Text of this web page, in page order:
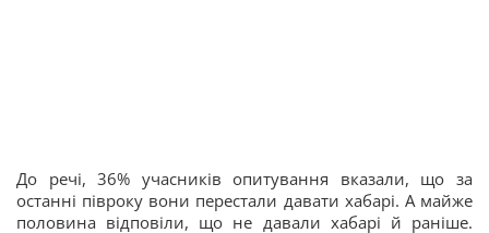
До речі, 36% учасників опитування вказали, що за
останні півроку вони перестали давати хабарі. А майже
половина відповіли, що не давали хабарі й раніше.